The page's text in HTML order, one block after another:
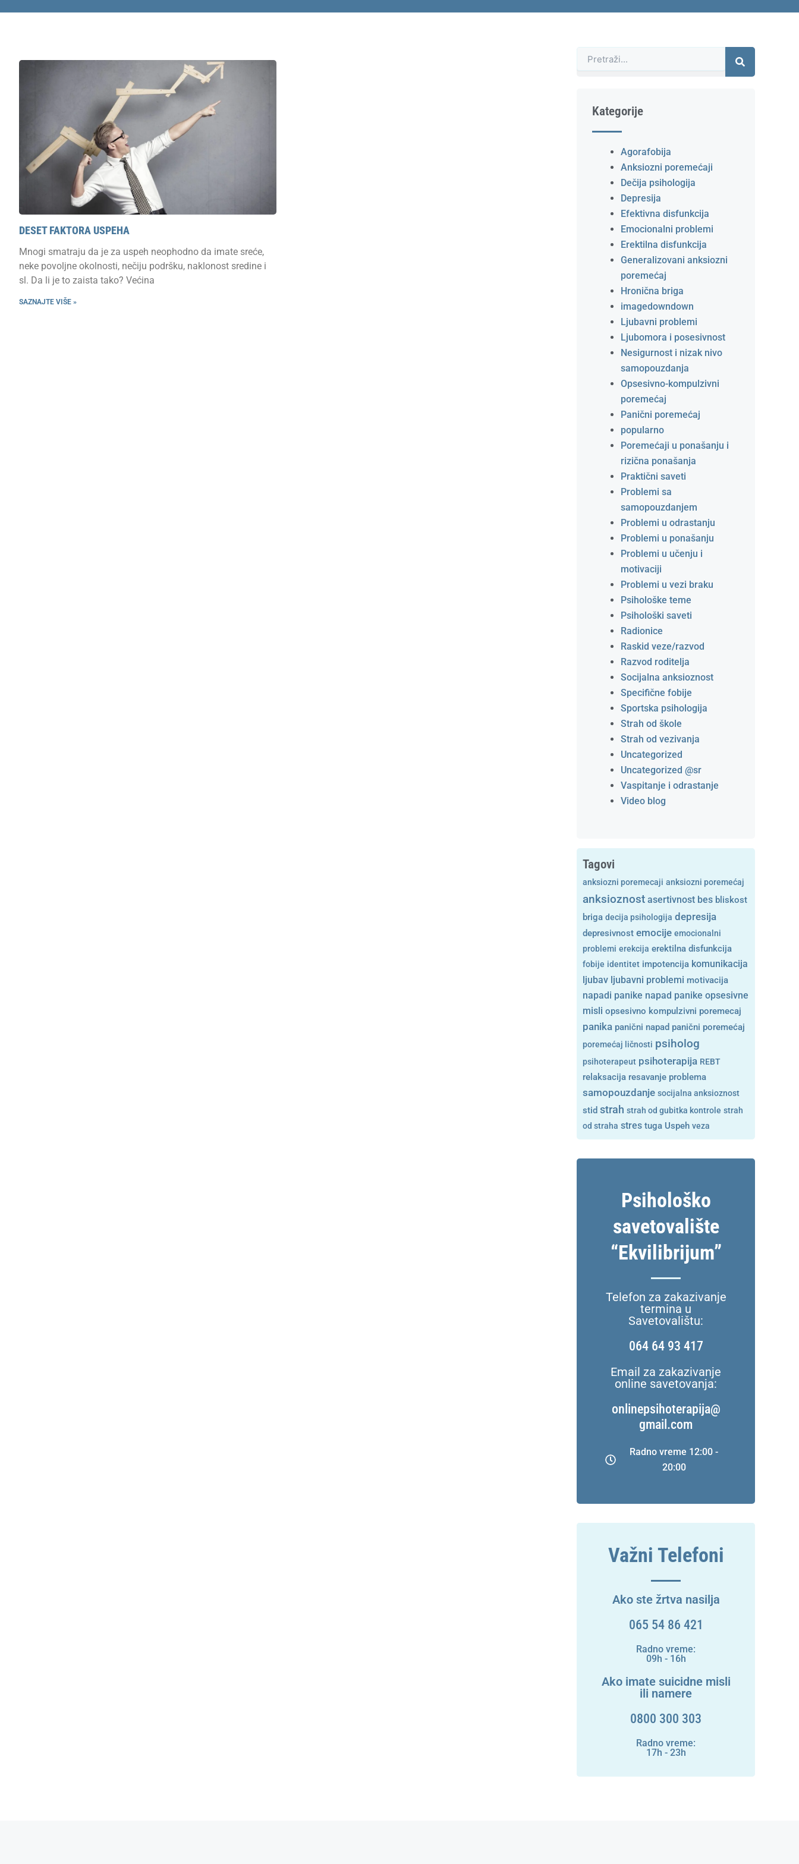
DESET FAKTORA USPEHA
Mnogi smatraju da je za uspeh neophodno da imate sreće,
neke povoljne okolnosti, nečiju podršku, naklonost sredine i
sl. Da li je to zaista tako? Većina
SAZNAJTE VIŠE »
Претрага
Kategorije
Agorafobija
Anksiozni poremećaji
Dečija psihologija
Depresija
Efektivna disfunkcija
Emocionalni problemi
Erektilna disfunkcija
Generalizovani anksiozni
poremećaj
Hronična briga
imagedowndown
Ljubavni problemi
Ljubomora i posesivnost
Nesigurnost i nizak nivo
samopouzdanja
Opsesivno-kompulzivni
poremećaj
Panični poremećaj
popularno
Poremećaji u ponašanju i
rizična ponašanja
Praktični saveti
Problemi sa
samopouzdanjem
Problemi u odrastanju
Problemi u ponašanju
Problemi u učenju i
motivaciji
Problemi u vezi braku
Psihološke teme
Psihološki saveti
Radionice
Raskid veze/razvod
Razvod roditelja
Socijalna anksioznost
Specifične fobije
Sportska psihologija
Strah od škole
Strah od vezivanja
Uncategorized
Uncategorized @sr
Vaspitanje i odrastanje
Video blog
Tagovi
anksiozni poremecaji anksiozni poremećaj
anksioznost asertivnost bes bliskost
briga decija psihologija depresija
depresivnost emocije emocionalni
problemi erekcija erektilna disfunkcija
fobije identitet impotencija komunikacija
ljubav ljubavni problemi motivacija
napadi panike napad panike opsesivne
misli opsesivno kompulzivni poremecaj
panika panični napad panični poremećaj
poremećaj ličnosti psiholog
psihoterapeut psihoterapija REBT
relaksacija resavanje problema
samopouzdanje socijalna anksioznost
stid strah strah od gubitka kontrole strah
od straha stres tuga Uspeh veza
Psihološko
savetovalište
“Ekvilibrijum”
Telefon za zakazivanje
termina u
Savetovalištu:
064 64 93 417
Email za zakazivanje
online savetovanja:
onlinepsihoterapija@
gmail.com
Radno vreme 12:00 -
20:00
Važni Telefoni
Ako ste žrtva nasilja
065 54 86 421
Radno vreme:
09h - 16h
Ako imate suicidne misli
ili namere
0800 300 303
Radno vreme:
17h - 23h